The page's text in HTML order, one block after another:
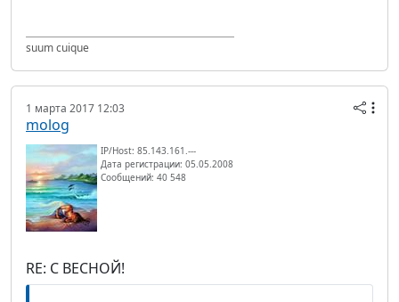
suum cuique
1 марта 2017 12:03
molog
IP/Host: 85.143.161.---
Дата регистрации: 05.05.2008
Сообщений: 40 548
RE: С ВЕСНОЙ!